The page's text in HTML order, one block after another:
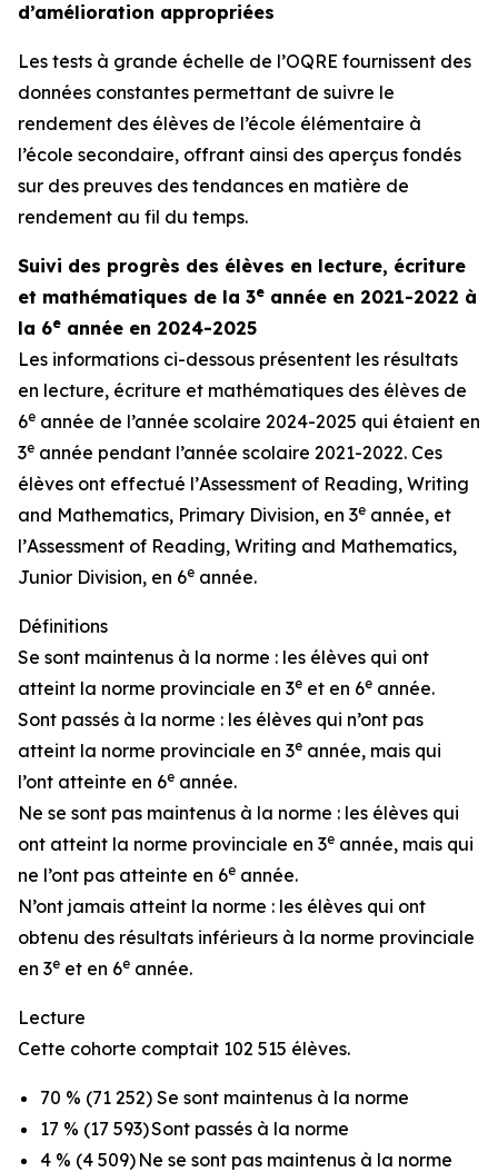
d’amélioration appropriées
Les tests à grande échelle de l’OQRE fournissent des
données constantes permettant de suivre le
rendement des élèves de l’école élémentaire à
l’école secondaire, offrant ainsi des aperçus fondés
sur des preuves des tendances en matière de
rendement au fil du temps.
Suivi des progrès des élèves en lecture, écriture
et mathématiques de la 3e année en 2021-2022 à
la 6e année en 2024-2025
Les informations ci-dessous présentent les résultats
en lecture, écriture et mathématiques des élèves de
6e année de l’année scolaire 2024-2025 qui étaient en
3e année pendant l’année scolaire 2021-2022. Ces
élèves ont effectué l’Assessment of Reading, Writing
and Mathematics, Primary Division, en 3e année, et
l’Assessment of Reading, Writing and Mathematics,
Junior Division, en 6e année.
Définitions
Se sont maintenus à la norme : les élèves qui ont
atteint la norme provinciale en 3e et en 6e année.
Sont passés à la norme : les élèves qui n’ont pas
atteint la norme provinciale en 3e année, mais qui
l’ont atteinte en 6e année.
Ne se sont pas maintenus à la norme : les élèves qui
ont atteint la norme provinciale en 3e année, mais qui
ne l’ont pas atteinte en 6e année.
N’ont jamais atteint la norme : les élèves qui ont
obtenu des résultats inférieurs à la norme provinciale
en 3e et en 6e année.
Lecture
Cette cohorte comptait 102 515 élèves.
70 % (71 252) Se sont maintenus à la norme
17 % (17 593) Sont passés à la norme
4 % (4 509) Ne se sont pas maintenus à la norme